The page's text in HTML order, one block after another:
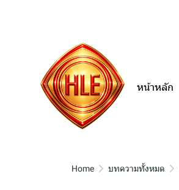
หน้าหลัก
Home บทความทั้งหมด